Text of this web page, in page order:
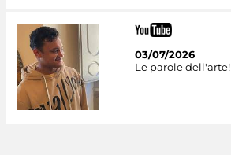
03/07/2026
Le parole dell'arte!